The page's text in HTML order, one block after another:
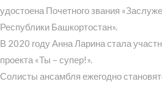
удостоена Почетного звания
Республики Башкортостан».
В 2020 году Анна Ларина стала
проекта «Ты – супер!».
Солисты ансамбля ежегодно